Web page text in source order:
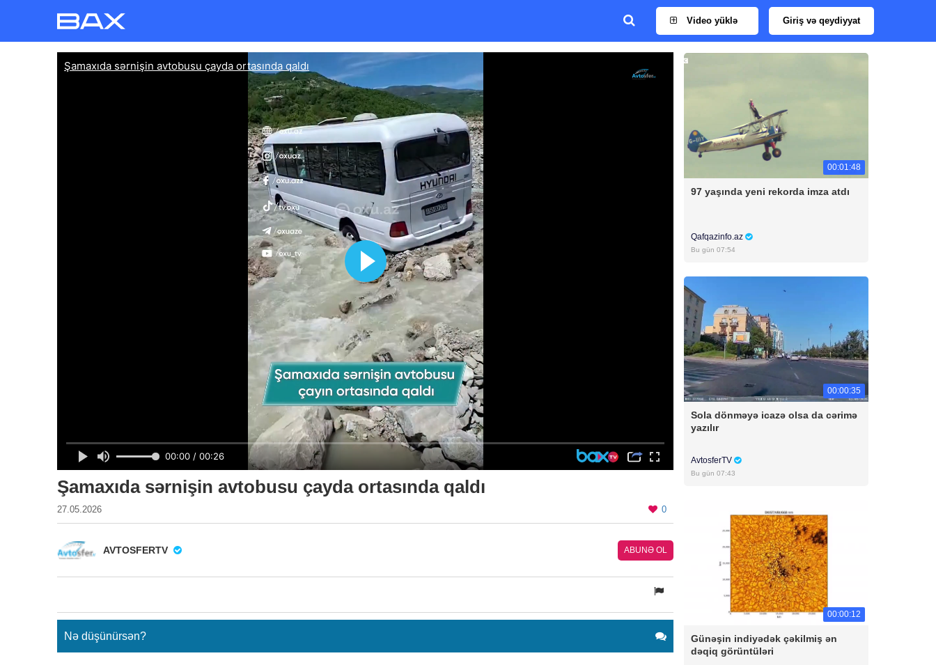
Video yüklə Giriş və qeydiyyat
Şamaxıda sərnişin avtobusu çayda ortasında qaldı
27.05.2026 0
AVTOSFERTV ABUNƏ OL
Nə düşünürsən?
00:01:48
97 yaşında yeni rekorda imza atdı
Qafqazinfo.az
Bu gün 07:54
00:00:35
Sola dönməyə icazə olsa da cərimə
yazılır
AvtosferTV
Bu gün 07:43
00:00:12
Günəşin indiyədək çəkilmiş ən
dəqiq görüntüləri